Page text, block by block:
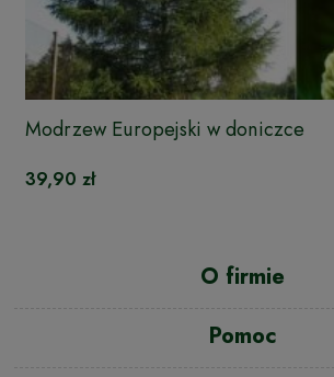
Modrzew Europejski w doniczce
39,90 zł
O firmie
Pomoc